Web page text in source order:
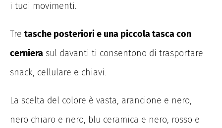
i tuoi movimenti.
Tre tasche posteriori e una piccola tasca con
cerniera sul davanti ti consentono di trasportare
snack, cellulare e chiavi.
La scelta del colore è vasta, arancione e nero,
nero chiaro e nero, blu ceramica e nero, rosso e